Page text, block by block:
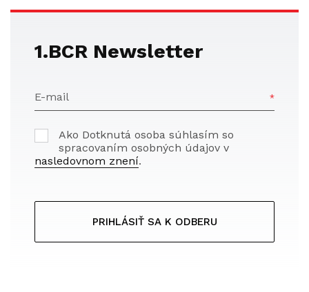
1.BCR Newsletter
E-mail
Ako Dotknutá osoba súhlasím so
spracovaním osobných údajov v
nasledovnom znení.
PRIHLÁSIŤ SA K ODBERU